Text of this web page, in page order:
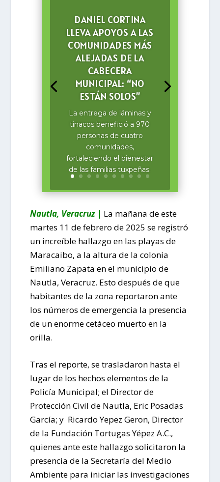
DANIEL CORTINA
LLEVA APOYOS A LAS
COMUNIDADES MÁS
ALEJADAS DE LA
CABECERA
MUNICIPAL: “NO
ESTÁN SOLOS”
La entrega de láminas y
tinacos benefició a 970
personas de cuatro
comunidades,
fortaleciendo el bienestar
de las familias tuxpeñas.
Nautla, Veracruz | La mañana de este
martes 11 de febrero de 2025 se registró
un increíble hallazgo en las playas de
Maracaibo, a la altura de la colonia
Emiliano Zapata en el municipio de
Nautla, Veracruz. Esto después de que
habitantes de la zona reportaron ante
los números de emergencia la presencia
de un enorme cetáceo muerto en la
orilla.
Tras el reporte, se trasladaron hasta el
lugar de los hechos elementos de la
Policía Municipal; el Director de
Protección Civil de Nautla, Eric Posadas
García; y Ricardo Yepez Geron, Director
de la Fundación Tortugas Yépez A.C.,
quienes ante este hallazgo solicitaron la
presencia de la Secretaría del Medio
Ambiente para iniciar las investigaciones